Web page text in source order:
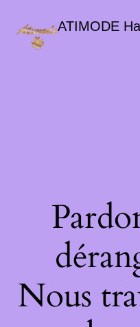
ATIMODE
Nous